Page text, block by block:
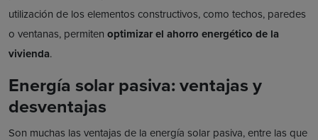
utilización de los elementos constructivos, como techos, paredes
o ventanas, permiten optimizar el ahorro energético de la
vivienda.
Energía solar pasiva: ventajas y
desventajas
Son muchas las ventajas de la energía solar pasiva, entre las que